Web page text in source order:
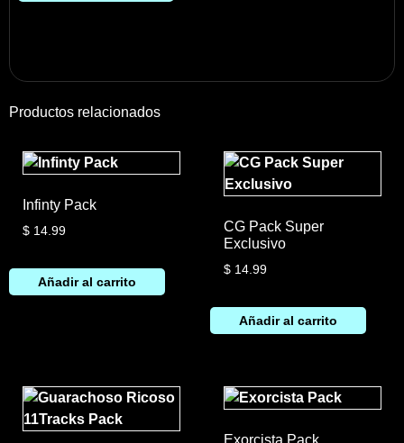
Productos relacionados
Infinty Pack
$ 14.99
Añadir al carrito
CG Pack Super
Exclusivo
$14.99
Añadir al carrito
Exorcista Pack